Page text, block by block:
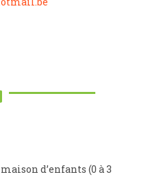
d’enfants (0 à 3